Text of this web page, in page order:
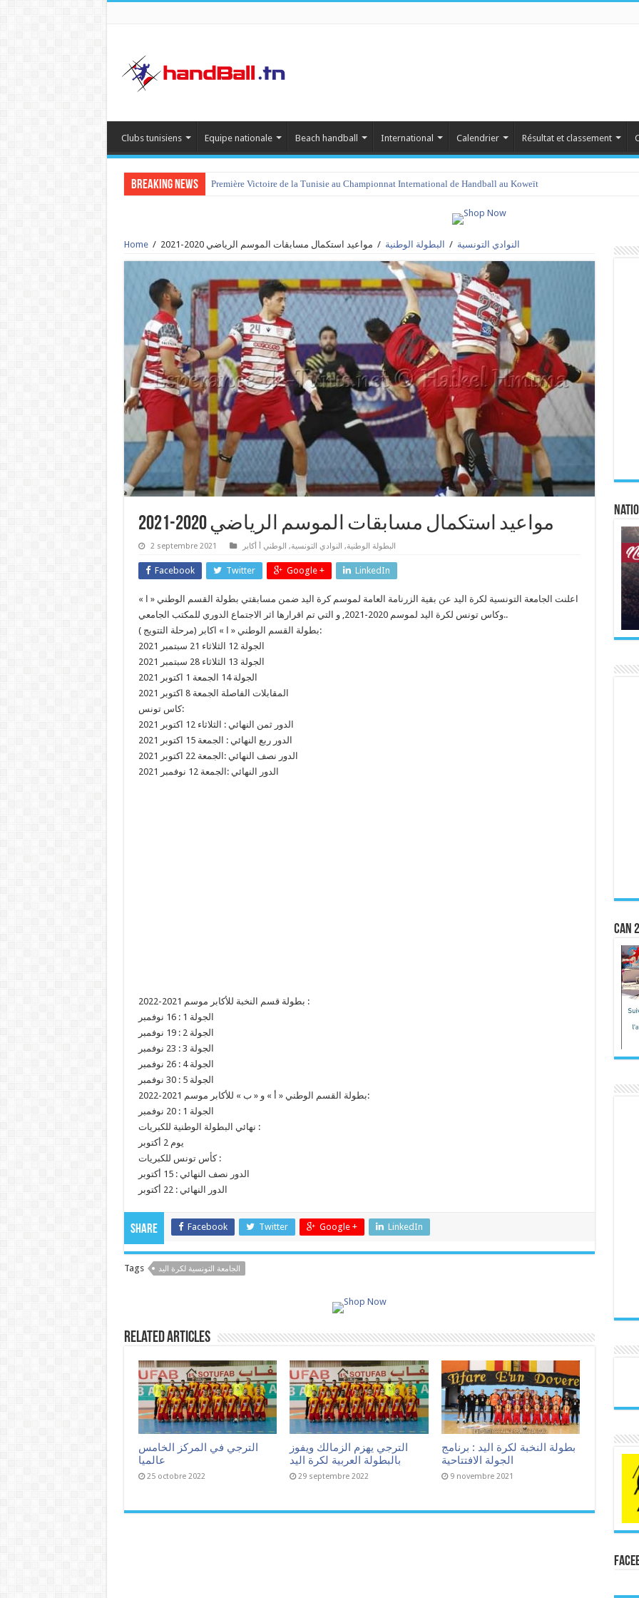
Clubs tunisiens Equipe nationale Beach handball International Calendrier Résultat et classement
Breaking News Première Victoire de la Tunisie au Championnat International de Handball au Koweït
Home / النوادي التونسية / البطولة الوطنية / مواعيد استكمال مسابقات الموسم الرياضي 2020-2021
مواعيد استكمال مسابقات الموسم الرياضي 2020-2021
2 septembre 2021 البطولة الوطنية, النوادي التونسية, الوطني أ أكابر
Facebook Twitter Google + LinkedIn
اعلنت الجامعة التونسية لكرة اليد عن بقية الزرنامة العامة لموسم كرة اليد ضمن مسابقتي بطولة القسم الوطني « ا »
وكاس تونس لكرة اليد لموسم 2020-2021, و التي تم اقرارها اثر الاجتماع الدوري للمكتب الجامعي..
بطولة القسم الوطني « ا » اكابر (مرحلة التتويج ):
الجولة 12 الثلاثاء 21 سبتمبر 2021
الجولة 13 الثلاثاء 28 سبتمبر 2021
الجولة 14 الجمعة 1 اكتوبر 2021
المقابلات الفاصلة الجمعة 8 اكتوبر 2021
كاس تونس:
الدور ثمن النهائي : الثلاثاء 12 اكتوبر 2021
الدور ربع النهائي : الجمعة 15 اكتوبر 2021
الدور نصف النهائي :الجمعة 22 اكتوبر 2021
الدور النهائي :الجمعة 12 نوفمبر 2021
بطولة قسم النخبة للأكابر موسم 2021-2022 :
الجولة 1 : 16 نوفمبر
الجولة 2 : 19 نوفمبر
الجولة 3 : 23 نوفمبر
الجولة 4 : 26 نوفمبر
الجولة 5 : 30 نوفمبر
بطولة القسم الوطني « أ » و « ب » للأكابر موسم 2021-2022:
الجولة 1 : 20 نوفمبر
نهائي البطولة الوطنية للكبريات :
يوم 2 أكتوبر
كأس تونس للكبريات :
الدور نصف النهائي : 15 أكتوبر
الدور النهائي : 22 أكتوبر
Share Facebook Twitter Google + LinkedIn
Tags الجامعة التونسية لكرة اليد
Related Articles
الترجي في المركز الخامس
عالميا
25 octobre 2022
الترجي يهزم الزمالك ويفوز
بالبطولة العربية لكرة اليد
29 septembre 2022
بطولة النخبة لكرة اليد : برنامج
الجولة الافتتاحية
9 novembre 2021
CAN